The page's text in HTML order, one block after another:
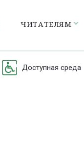
ЧИТАТЕЛЯМ
Доступная среда